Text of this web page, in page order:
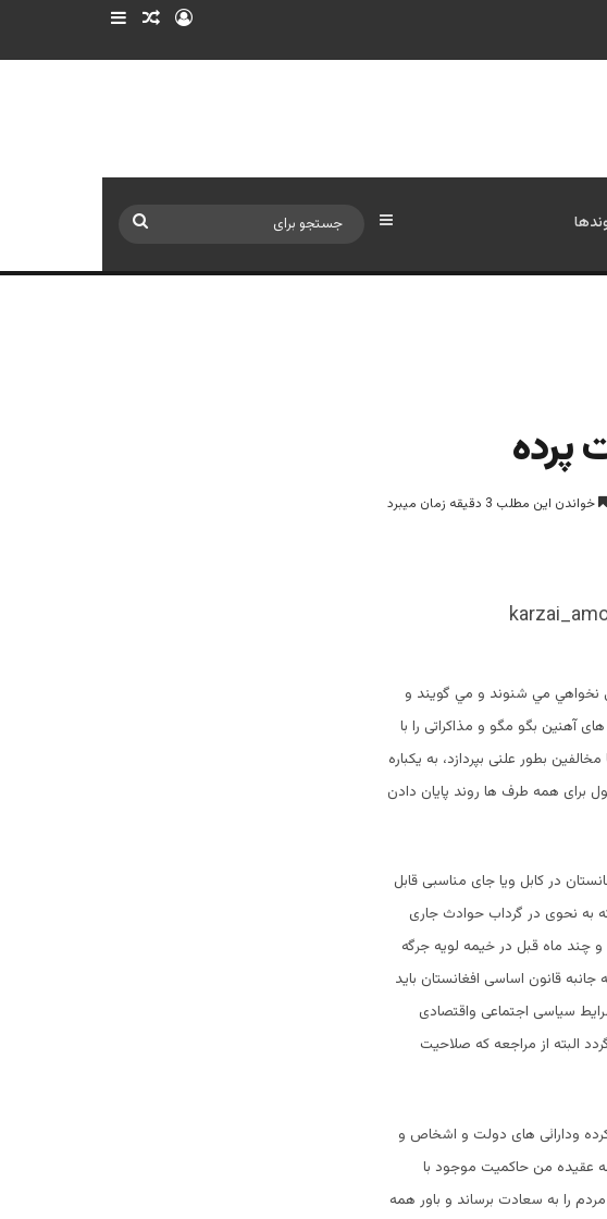
ورود نوشته تصادفی
سایدبار
پرده
خواندن این مطلب 3 دقیقه زمان میبرد
مي شنوند و مي گويند و
آهنین بگو مگو و مذاکراتی را با
بطور علنی بپردازد، به یکباره
برای همه طرف ها روند پایان دادن
در کابل ویا جای مناسبی قابل
به نحوی در گرداب حوادث جاری
و چند ماه قبل در خيمه لويه جرگه
قانون اساسی افغانستان باید
سیاسی اجتماعی واقتصادی
البته از مراجعه كه صلاحيت
خیانت کرده ودارائی های دولت و اشخاص و
به عقيده من حاکمیت موجود با
را به سعادت برساند و باور همه